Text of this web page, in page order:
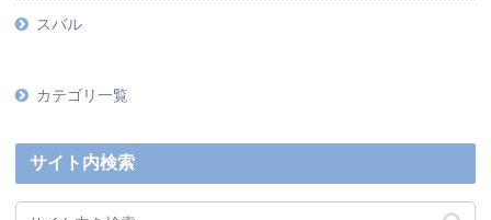
スバル
カテゴリ一覧
サイト内検索